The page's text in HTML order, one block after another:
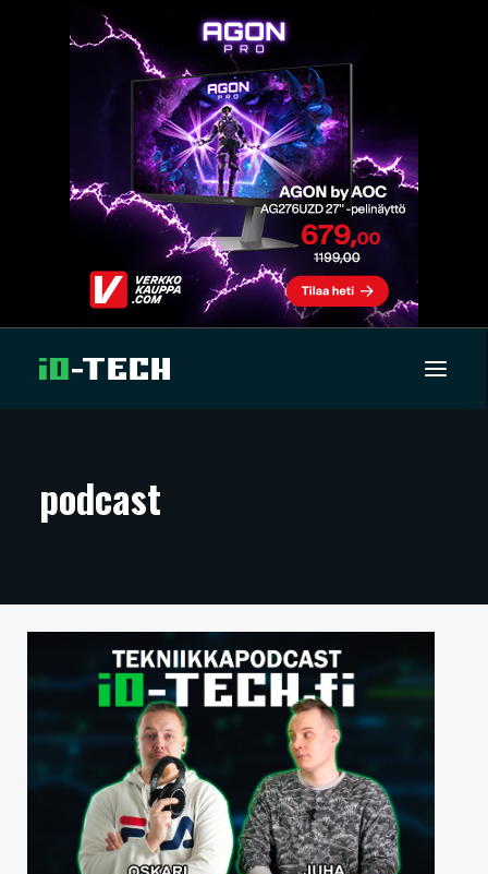
ARTIKKELIT
TECHBBS
KAUPPA
VAIHDA TEEMA
podcast